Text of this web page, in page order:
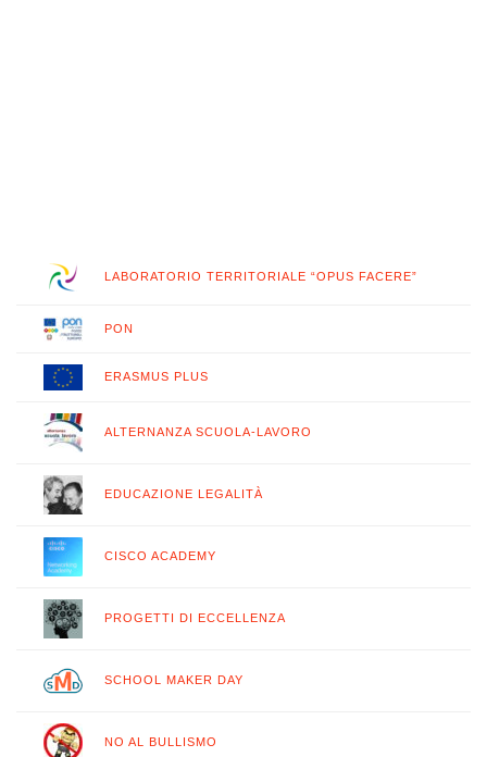
LABORATORIO TERRITORIALE “OPUS FACERE”
PON
ERASMUS PLUS
ALTERNANZA SCUOLA-LAVORO
EDUCAZIONE LEGALITÀ
CISCO ACADEMY
PROGETTI DI ECCELLENZA
SCHOOL MAKER DAY
NO AL BULLISMO